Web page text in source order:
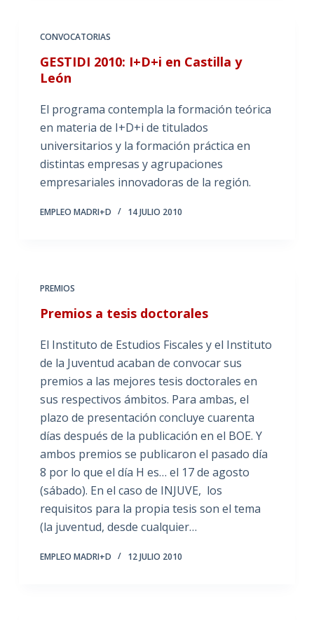
CONVOCATORIAS
GESTIDI 2010: I+D+i en Castilla y
León
El programa contempla la formación teórica
en materia de I+D+i de titulados
universitarios y la formación práctica en
distintas empresas y agrupaciones
empresariales innovadoras de la región.
EMPLEO MADRI+D 14 JULIO 2010
PREMIOS
Premios a tesis doctorales
El Instituto de Estudios Fiscales y el Instituto
de la Juventud acaban de convocar sus
premios a las mejores tesis doctorales en
sus respectivos ámbitos. Para ambas, el
plazo de presentación concluye cuarenta
días después de la publicación en el BOE. Y
ambos premios se publicaron el pasado día
8 por lo que el día H es… el 17 de agosto
(sábado). En el caso de INJUVE, los
requisitos para la propia tesis son el tema
(la juventud, desde cualquier…
EMPLEO MADRI+D 12 JULIO 2010